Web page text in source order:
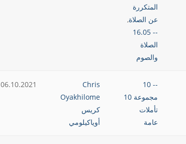
المتكررة
عن الصلاة,
-- 16.05
الصلاة
والصوم
-- 10
مجموعة 10
تأملات
عامة
Chris
Oyakhilome
كريس
أوياكيلومي
06.10.2021